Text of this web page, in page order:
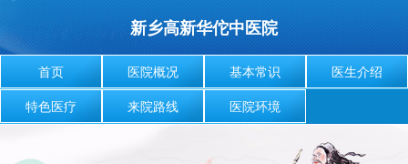
新乡高新华佗中医院
首页 医院概况 基本常识
医生介绍
特色医疗
来院路线 医院环境